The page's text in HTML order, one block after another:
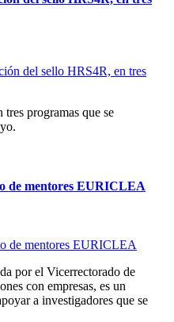
programas que se
de mentores EURICLEA
por el Vicerrectorado de
con empresas, es un
a investigadores que se